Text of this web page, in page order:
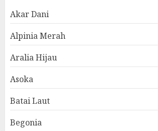
Akar Dani
Alpinia Merah
Aralia Hijau
Asoka
Batai Laut
Begonia